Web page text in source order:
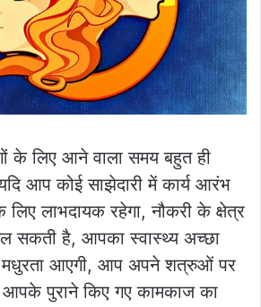
के लिए आने वाला समय बहुत ही
आप कोई साझेदारी में कार्य आरंभ
लाभदायक रहेगा, नौकरी के क्षेत्र
सकती है, आपका स्वास्थ्य अच्छा
मधुरता आएगी, आप अपने शत्रुओं पर
पुराने किए गए कामकाज का